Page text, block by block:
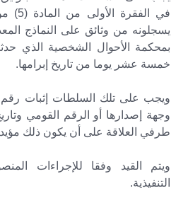
في
يسجلونه من وثائق على النماذج
بمحكمة الأحوال الشخصية الذي
خمسة عشر يوما من تاريخ إبرامها.
ويجب على تلك السلطات إثبات
وجهة إصدارها أو الرقم القومي
طرفي العلاقة على أن يكون ذلك
ويتم القيد وفقا للإجراءات
التنفيذية.